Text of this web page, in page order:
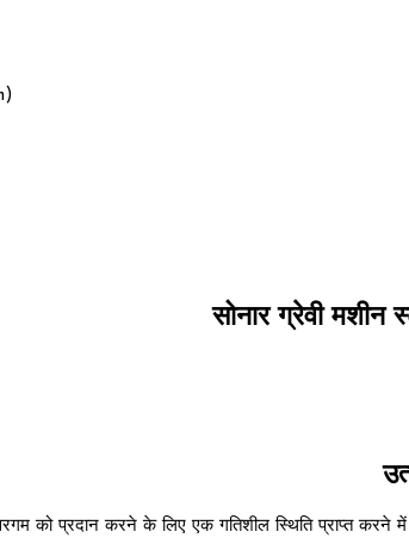
सोनार ग्रेवी मशीन
​​को प्रदान करने के लिए एक गतिशील स्थिति प्राप्त करने